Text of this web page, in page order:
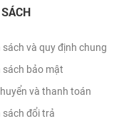
sách và quy định chung
sách bảo mật
và thanh toán
sách đổi trả